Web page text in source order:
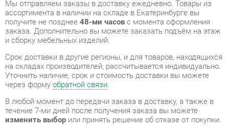
Срок доставки в другие регионы, и для товаров, находящихся
на складах производителей, рассчитывается индивидуально.
Уточнить наличие, срок и стоимость доставки вы можете
через формуобратной связи.
течение 7-ми дней после получения заказа вы можете
изменить выборили принять решение об отказе от покупки.
Несмотря на качественную упаковку, шкафы в ванную могут
дефект при приёме - мы заменим поврежденную деталь.
Повторная доставкатовара -бесплатна.